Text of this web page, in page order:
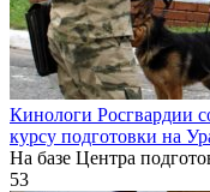
Кинологи Росгвардии
курсу подготовки на
На базе Центра
53